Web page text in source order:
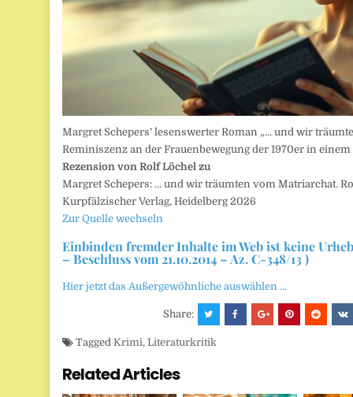
Margret Schepers’ lesenswerter Roman „… und wir
Reminiszenz an der Frauenbewegung der 1970er in einem
Rezension von Rolf Löchel zu
Margret Schepers: … und wir träumten vom Matriarchat.
Kurpfälzischer Verlag, Heidelberg 2026
Zur Quelle wechseln
Einbinden fremder Inhalte im Web ist keine
– Beschluss vom 21.10.2014 – Az. C-348/13 )
Hier jetzt das Außergewöhnliche auswählen …
Share:
TaggedKrimi,Literaturkritik
Related Articles